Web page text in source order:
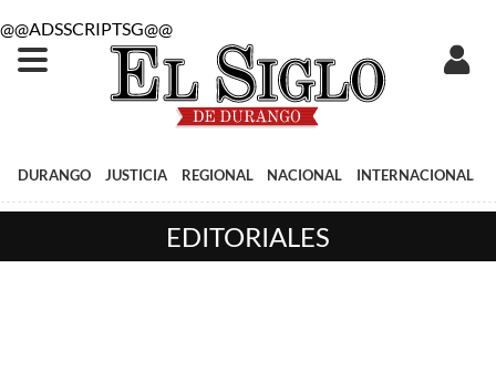
@@ADSSCRIPTSG@@
DURANGO JUSTICIA REGIONAL NACIONAL INTERNACIONAL
EDITORIALES